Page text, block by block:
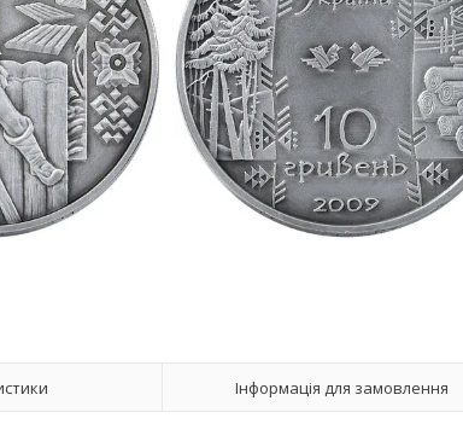
Інформація для замовлення